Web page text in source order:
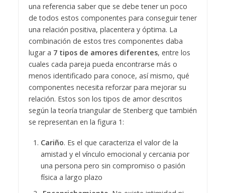
una referencia saber que se debe tener un poco
de todos estos componentes para conseguir tener
una relación positiva, placentera y óptima. La
combinación de estos tres componentes daba
lugar a 7 tipos de amores diferentes, entre los
cuales cada pareja pueda encontrarse más o
menos identificado para conoce, así mismo, qué
componentes necesita reforzar para mejorar su
relación. Estos son los tipos de amor descritos
según la teoría triangular de Stenberg que también
se representan en la figura 1:
Cariño. Es el que caracteriza el valor de la
amistad y el vínculo emocional y cercania por
una persona pero sin compromiso o pasión
física a largo plazo